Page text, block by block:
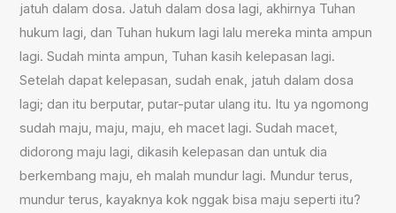
jatuh dalam dosa. Jatuh dalam dosa lagi, akhirnya Tuhan
hukum lagi, dan Tuhan hukum lagi lalu mereka minta ampun
lagi. Sudah minta ampun, Tuhan kasih kelepasan lagi.
Setelah dapat kelepasan, sudah enak, jatuh dalam dosa
lagi; dan itu berputar, putar-putar ulang itu. Itu ya ngomong
sudah maju, maju, maju, eh macet lagi. Sudah macet,
didorong maju lagi, dikasih kelepasan dan untuk dia
berkembang maju, eh malah mundur lagi. Mundur terus,
mundur terus, kayaknya kok nggak bisa maju seperti itu?